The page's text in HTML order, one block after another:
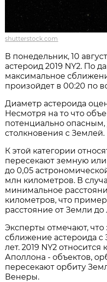
shutterstock.com
В понедельник, 10
астероид 2019 NY2. По
максимальное
произойдет в 00:20 по
Диаметр астероида
Несмотря на то что
потенциально
столкновения с Землей.
К этой категории
пересекают земную
до 0,05
млн километров. В
минимальное
километров, что
расстояние от Земли
Эксперты отмечают, что
сближение астероида с
лет. 2019 NY2
Аполлона - объектов,
пересекают орбиту
Венеры.